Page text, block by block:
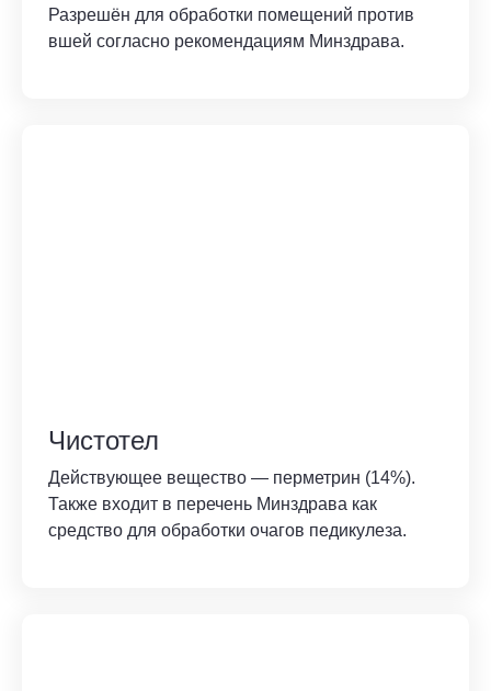
Разрешён для обработки помещений против
вшей согласно рекомендациям Минздрава.
Чистотел
Действующее вещество — перметрин (14%).
Также входит в перечень Минздрава как
средство для обработки очагов педикулеза.